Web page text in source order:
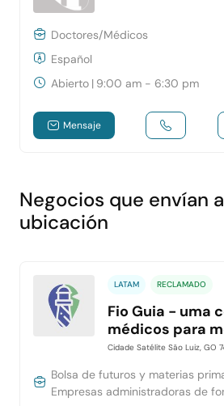
Doctores/Médicos
Español
Abierto | 9:00 am - 6:30 pm
Mensaje
Negocios que envían
ubicación
LATAM RECLAMADO
Fio Guia - uma
médicos para
Cidade Satélite São Luiz, GO
Bolsa de futuros y materias
Empresas administradoras de